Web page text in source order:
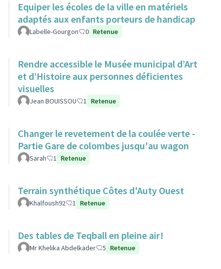
Equiper les écoles de la ville en matériels
adaptés aux enfants porteurs de handicap
Labelle-Gourgon 0 Retenue
Rendre accessible le Musée municipal d’Art
et d’Histoire aux personnes déficientes
visuelles
Jean BOUISSOU 1 Retenue
Changer le revetement de la coulée verte -
Partie Gare de colombes jusqu'au wagon
Sarah 1 Retenue
Terrain synthétique Côtes d'Auty Ouest
Khalfoush92 1 Retenue
Des tables de Teqball en pleine air!
Mr Khelika Abdelkader 5 Retenue